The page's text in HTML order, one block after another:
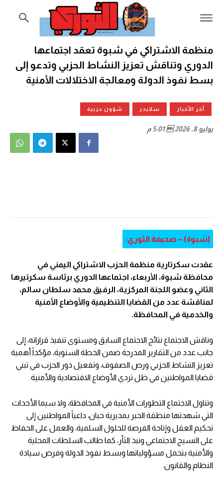
منظمة الاشتراكي في شبوة تعقد اجتماعها
الدوري وتناقش تعزيز النشاط الحزبي وتدعو إلى
بسط نفوذ الدولة ومعالجة الاختلالات الأمنية
آخر الأخبار سلايدر شؤون حزبية
يوليو 8, 2026  5:01 م
(شبوة) – صحيفة الثوري:
عقدت سكرتارية منظمة الحزب الاشتراكي اليمني في
محافظة شبوة، الأربعاء، اجتماعها الدوري برئاسة سكرتيرها
الثاني وعضو اللجنة المركزية، الرفيق محمد سلطان سالم،
لمناقشة عدد من القضايا التنظيمية والأوضاع الأمنية
والخدمية في المحافظة.
وناقش الاجتماع نتائج الاجتماع السابق ومستوى تنفيذ قراراته، إلى
جانب عدد من التقارير المدرجة ضمن الخطة السنوية، مؤكداً أهمية
تعزيز النشاط الحزبي ورص الصفوف، وتفعيل دور الحزب في تبني
قضايا المواطنين في ظل تردي الأوضاع الاقتصادية والأمنية.
وتناول الاجتماع التطورات الأمنية في المحافظة، ولا سيما الأحداث
التي شهدتها منطقة الخبر بمديرية حبان، داعياً المواطنين إلى
تحكيم العقل وإتاحة الفرصة للحلول السلمية، والعمل على الحفاظ
على النسيج الاجتماعي ونبذ الثأر، كما طالب السلطات المحلية
والأمنية بتحمل مسؤولياتها وبسط نفوذ الدولة وفرض سيادة
النظام والقانون.